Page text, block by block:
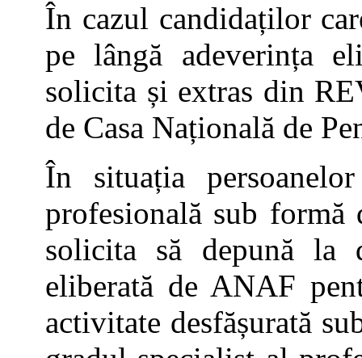
În cazul candidaților
pe lângă adeverința
solicita și extras din
de Casa Națională de
În situația
profesională sub
solicita să depună la
eliberată de ANAF
activitate desfășurată